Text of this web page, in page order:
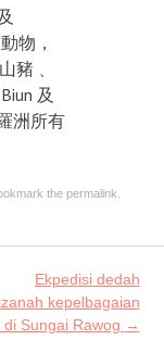
物，
豬﹑
及
洲所有
the permalink
Ekpedisi dedah
kepelbagaian
di Sungai Rawog →